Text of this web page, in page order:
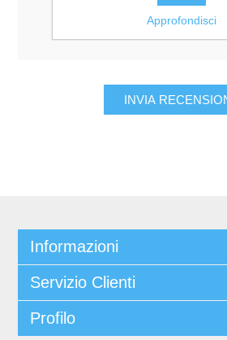
Informazioni
Servizio Clienti
Profilo
Approfondisci